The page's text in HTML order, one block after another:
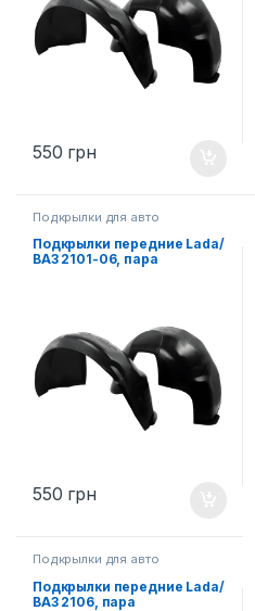
550 грн
Подкрылки для авто
Подкрылки передние Lada/
ВАЗ 2101-06, пара
550 грн
Подкрылки для авто
Подкрылки передние Lada/
ВАЗ 2106, пара